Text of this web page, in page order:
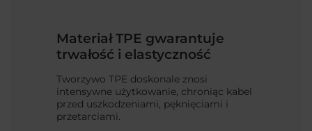
Materiał TPE gwarantuje
trwałość i elastyczność
Tworzywo TPE doskonale znosi
intensywne użytkowanie, chroniąc kabel
przed uszkodzeniami, pęknięciami i
przetarciami.